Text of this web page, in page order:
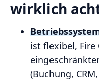
wirklich
ist flexibel, Fire
(Buchung,